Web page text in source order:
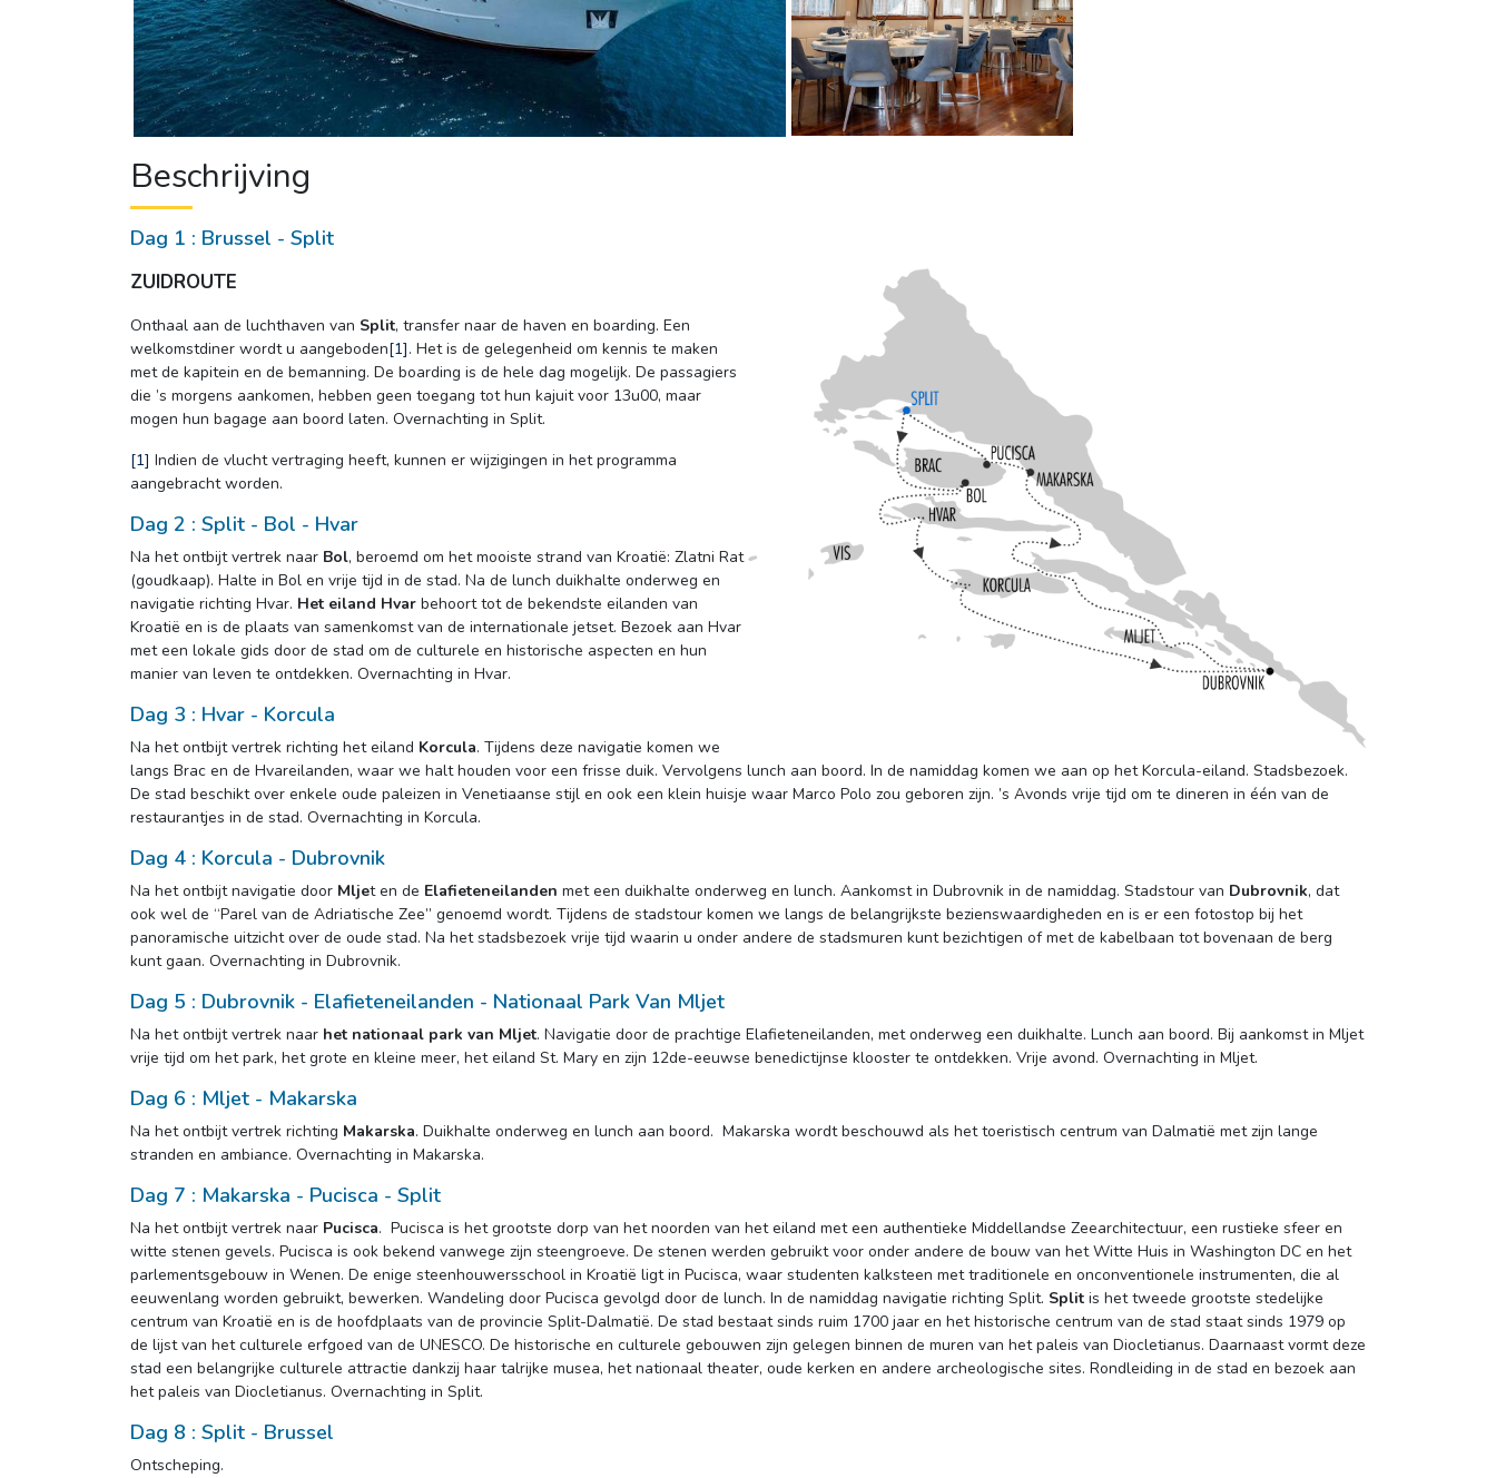
Beschrijving
Dag 1 : Brussel - Split
ZUIDROUTE
Onthaal aan de luchthaven van Split, transfer naar de haven en boarding. Een
welkomstdiner wordt u aangeboden[1]. Het is de gelegenheid om kennis te maken
met de kapitein en de bemanning. De boarding is de hele dag mogelijk. De passagiers
die ’s morgens aankomen, hebben geen toegang tot hun kajuit voor 13u00, maar
mogen hun bagage aan boord laten. Overnachting in Split.
[1] Indien de vlucht vertraging heeft, kunnen er wijzigingen in het programma
aangebracht worden.
Dag 2 : Split - Bol - Hvar
Na het ontbijt vertrek naar Bol, beroemd om het mooiste strand van Kroatië: Zlatni Rat
(goudkaap). Halte in Bol en vrije tijd in de stad. Na de lunch duikhalte onderweg en
navigatie richting Hvar. Het eiland Hvar behoort tot de bekendste eilanden van
Kroatië en is de plaats van samenkomst van de internationale jetset. Bezoek aan Hvar
met een lokale gids door de stad om de culturele en historische aspecten en hun
manier van leven te ontdekken. Overnachting in Hvar.
Dag 3 : Hvar - Korcula
Na het ontbijt vertrek richting het eiland Korcula. Tijdens deze navigatie komen we
langs Brac en de Hvareilanden, waar we halt houden voor een frisse duik. Vervolgens lunch aan boord. In de namiddag komen we aan op het Korcula-eiland. Stadsbezoek.
De stad beschikt over enkele oude paleizen in Venetiaanse stijl en ook een klein huisje waar Marco Polo zou geboren zijn. ’s Avonds vrije tijd om te dineren in één van de
restaurantjes in de stad. Overnachting in Korcula.
Dag 4 : Korcula - Dubrovnik
Na het ontbijt navigatie door Mljet en de Elafieteneilanden met een duikhalte onderweg en lunch. Aankomst in Dubrovnik in de namiddag. Stadstour van Dubrovnik, dat
ook wel de “Parel van de Adriatische Zee” genoemd wordt. Tijdens de stadstour komen we langs de belangrijkste bezienswaardigheden en is er een fotostop bij het
panoramische uitzicht over de oude stad. Na het stadsbezoek vrije tijd waarin u onder andere de stadsmuren kunt bezichtigen of met de kabelbaan tot bovenaan de berg
kunt gaan. Overnachting in Dubrovnik.
Dag 5 : Dubrovnik - Elafieteneilanden - Nationaal Park Van Mljet
Na het ontbijt vertrek naar het nationaal park van Mljet. Navigatie door de prachtige Elafieteneilanden, met onderweg een duikhalte. Lunch aan boord. Bij aankomst in Mljet
vrije tijd om het park, het grote en kleine meer, het eiland St. Mary en zijn 12de-eeuwse benedictijnse klooster te ontdekken. Vrije avond. Overnachting in Mljet.
Dag 6 : Mljet - Makarska
Na het ontbijt vertrek richting Makarska. Duikhalte onderweg en lunch aan boord. Makarska wordt beschouwd als het toeristisch centrum van Dalmatië met zijn lange
stranden en ambiance. Overnachting in Makarska.
Dag 7 : Makarska - Pucisca - Split
Na het ontbijt vertrek naar Pucisca. Pucisca is het grootste dorp van het noorden van het eiland met een authentieke Middellandse Zeearchitectuur, een rustieke sfeer en
witte stenen gevels. Pucisca is ook bekend vanwege zijn steengroeve. De stenen werden gebruikt voor onder andere de bouw van het Witte Huis in Washington DC en het
parlementsgebouw in Wenen. De enige steenhouwersschool in Kroatië ligt in Pucisca, waar studenten kalksteen met traditionele en onconventionele instrumenten, die al
eeuwenlang worden gebruikt, bewerken. Wandeling door Pucisca gevolgd door de lunch. In de namiddag navigatie richting Split. Split is het tweede grootste stedelijke
centrum van Kroatië en is de hoofdplaats van de provincie Split-Dalmatië. De stad bestaat sinds ruim 1700 jaar en het historische centrum van de stad staat sinds 1979 op
de lijst van het culturele erfgoed van de UNESCO. De historische en culturele gebouwen zijn gelegen binnen de muren van het paleis van Diocletianus. Daarnaast vormt deze
stad een belangrijke culturele attractie dankzij haar talrijke musea, het nationaal theater, oude kerken en andere archeologische sites. Rondleiding in de stad en bezoek aan
het paleis van Diocletianus. Overnachting in Split.
Dag 8 : Split - Brussel
Ontscheping.